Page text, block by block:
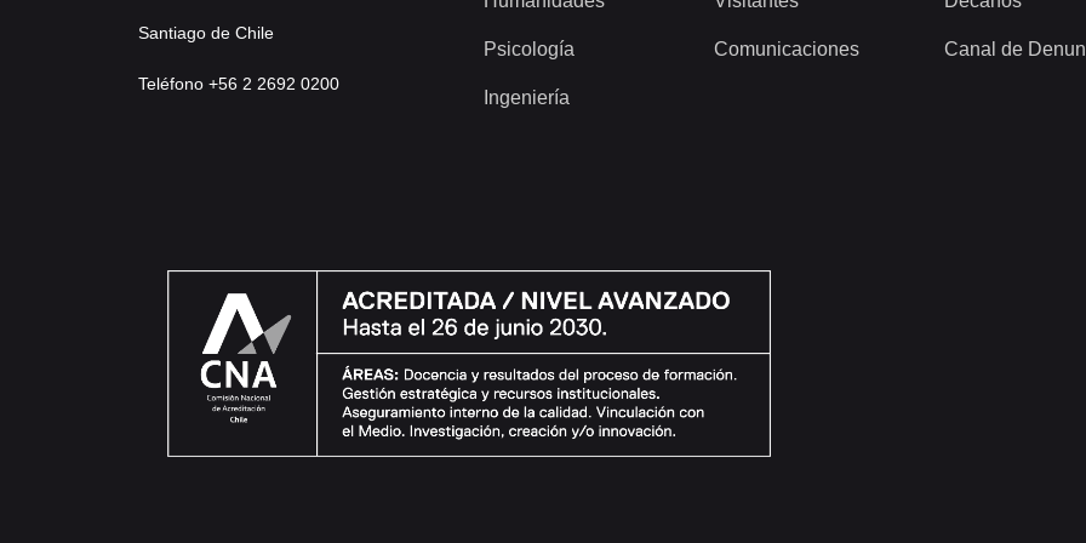
Santiago de Chile
Teléfono +56 2 2692 0200
Psicología
Ingeniería
Comunicaciones Canal de